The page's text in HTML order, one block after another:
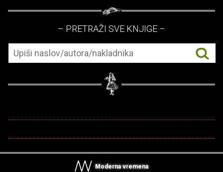
– PRETRAŽI SVE KNJIGE –
Moderna vremena